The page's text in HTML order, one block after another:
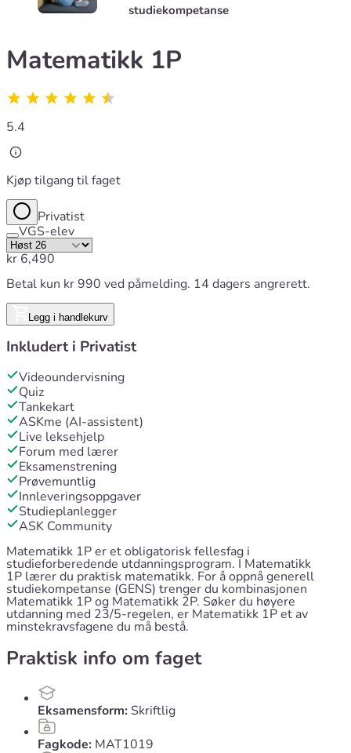
studiekompetanse
Matematikk 1P
5.4
Kjøp tilgang til faget
Privatist
VGS-elev
kr 6,490
Betal kun kr 990 ved påmelding. 14 dagers angrerett.
Legg i handlekurv
Inkludert i Privatist
Videoundervisning
Quiz
Tankekart
ASKme (AI-assistent)
Live leksehjelp
Forum med lærer
Eksamenstrening
Prøvemuntlig
Innleveringsoppgaver
Studieplanlegger
ASK Community
Matematikk 1P er et obligatorisk fellesfag i
studieforberedende utdanningsprogram. I Matematikk
1P lærer du praktisk matematikk. For å oppnå generell
studiekompetanse (GENS) trenger du kombinasjonen
Matematikk 1P og Matematikk 2P. Søker du høyere
utdanning med 23/5-regelen, er Matematikk 1P et av
minstekravsfagene du må bestå.
Praktisk info om faget
Eksamensform: Skriftlig
Fagkode: MAT1019